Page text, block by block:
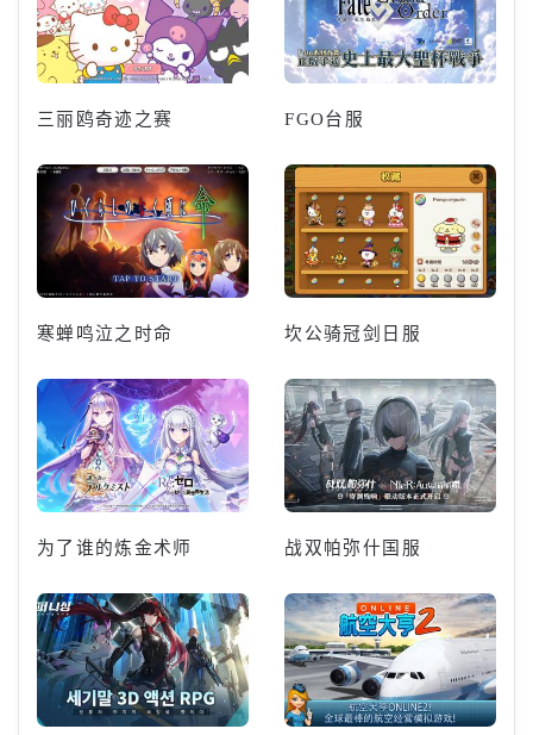
三丽鸥奇迹之赛 FGO台服
寒蝉鸣泣之时命 坎公骑冠剑日服
为了谁的炼金术师 战双帕弥什国服